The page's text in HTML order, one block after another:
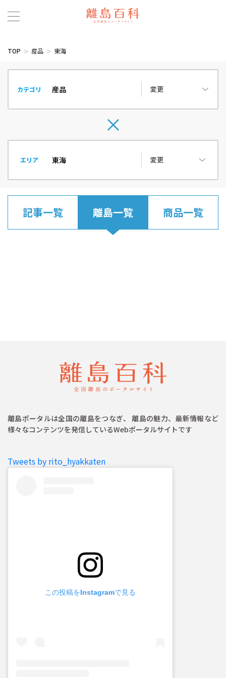
TOP 産品 東海
カテゴリ 変更
エリア 変更
記事一覧 離島一覧 商品一覧
離島ポータルは全国の離島をつなぎ、 離島の魅力、最新情報など
様々なコンテンツを発信しているWebポータルサイトです
Tweets by rito_hyakkaten
この投稿をInstagramで見る